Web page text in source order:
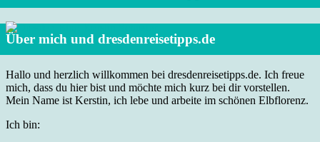
Über mich und dresdenreisetipps.de
Hallo und herzlich willkommen bei dresdenreisetipps.de. Ich freue
mich, dass du hier bist und möchte mich kurz bei dir vorstellen.
Mein Name ist Kerstin, ich lebe und arbeite im schönen Elbflorenz.
Ich bin: